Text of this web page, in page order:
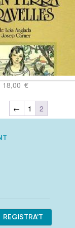
18,00 €
←
1 2